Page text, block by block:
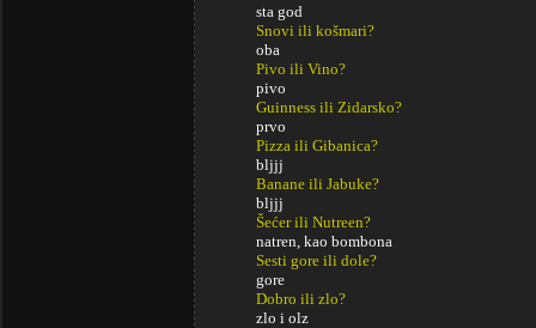
sta god
Snovi ili košmari?
oba
Pivo ili Vino?
pivo
Guinness ili Zidarsko?
prvo
Pizza ili Gibanica?
bljjj
Banane ili Jabuke?
bljjj
Šećer ili Nutreen?
natren, kao bombona
Sesti gore ili dole?
gore
Dobro ili zlo?
zlo i olz